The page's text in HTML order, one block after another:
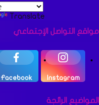
Translate
مواقع التواصل الإجتماعي
Instagram
Facebook
المواضيع الرائجة